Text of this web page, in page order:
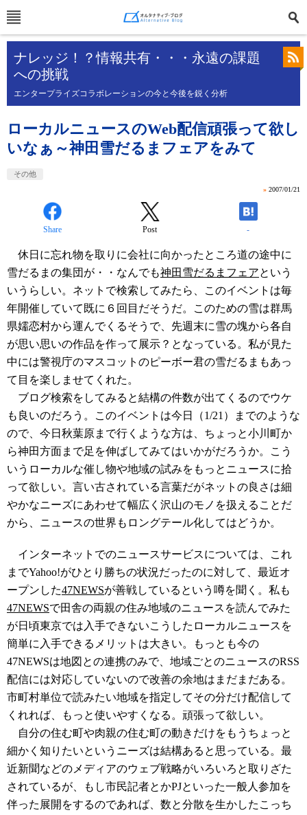
ナレッジ！？情報共有・・・永遠の課題
への挑戦
エンタープライズコラボレーションの今と今後を鋭く分析
ローカルニュースのWeb配信頑張って欲し
いなぁ～神田雪だるまフェアをみて
その他
» 2007/01/21
Share Post -
休日に忘れ物を取りに会社に向かったところ道の途中に
雪だるまの集団が・・なんでも神田雪だるまフェアという
いうらしい。ネットで検索してみたら、このイベントは毎
年開催していて既に６回目だそうだ。このための雪は群馬
県嬬恋村から運んでくるそうで、先週末に雪の塊から各自
が思い思いの作品を作って展示？となっている。私が見た
中には警視庁のマスコットのピーボー君の雪だるまもあっ
て目を楽しませてくれた。
ブログ検索をしてみると結構の件数が出てくるのでウケ
も良いのだろう。このイベントは今日（1/21）までのような
ので、今日秋葉原まで行くような方は、ちょっと小川町か
ら神田方面まで足を伸ばしてみてはいかがだろうか。こう
いうローカルな催し物や地域の試みをもっとニュースに拾
って欲しい。言い古されている言葉だがネットの良さは細
やかなニーズにあわせて幅広く沢山のモノを扱えることだ
から、ニュースの世界もロングテール化してはどうか。
インターネットでのニュースサービスについては、これ
までYahoo!がひとり勝ちの状況だったのに対して、最近オ
ープンした47NEWSが善戦しているという噂を聞く。私も
47NEWSで田舎の両親の住み地域のニュースを読んでみた
が日頃東京では入手できないこうしたローカルニュースを
簡単に入手できるメリットは大きい。もっとも今の
47NEWSは地図との連携のみで、地域ごとのニュースのRSS
配信には対応していないので改善の余地はまだまだある。
市町村単位で読みたい地域を指定してその分だけ配信して
くれれば、もっと使いやすくなる。頑張って欲しい。
自分の住む町や肉親の住む町の動きだけをもうちょっと
細かく知りたいというニーズは結構あると思っている。最
近新聞などのメディアのウェブ戦略がいろいろと取りざた
されているが、もし市民記者とかPJといった一般人参加を
伴った展開をするのであれば、数と分散を生かしたこっち